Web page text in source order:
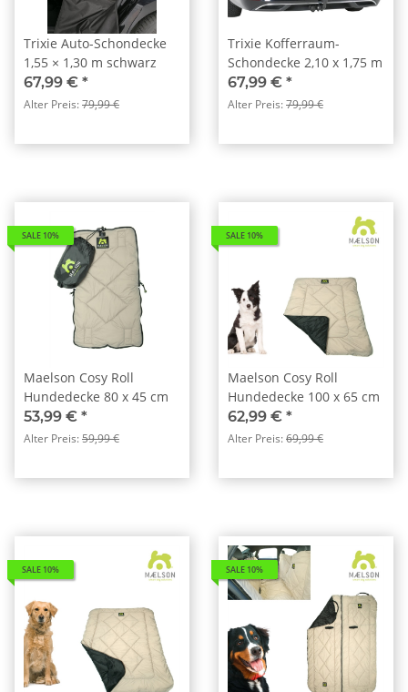
Trixie Auto-Schondecke
1,55 × 1,30 m schwarz
67,99 € *
Alter Preis:79,99 €
Trixie Kofferraum-
Schondecke 2,10 x 1,75 m
67,99 € *
Alter Preis:79,99 €
SALE 10%
Maelson Cosy Roll
Hundedecke 80 x 45 cm
53,99 € *
Alter Preis:59,99 €
SALE 10%
Maelson Cosy Roll
Hundedecke 100 x 65 cm
62,99 € *
Alter Preis:69,99 €
SALE 10% SALE 10%